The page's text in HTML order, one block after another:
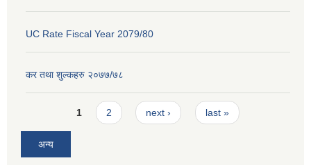
UC Rate Fiscal Year 2079/80
कर तथा शुल्कहरु २०७७/७८
Pages1 2 next › last »
अन्य